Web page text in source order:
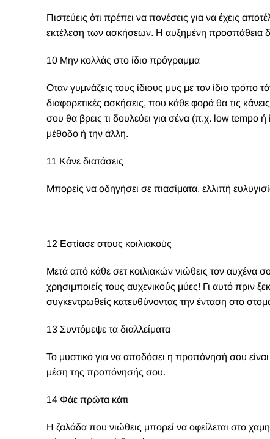
Πιστεύεις ότι πρέπει να πονέσεις για να έχεις
εκτέλεση των ασκήσεων. Η αυξημένη προσπάθεια
10 Μην κολλάς στο ίδιο πρόγραμμα
Οταν γυμνάζεις τους ίδιους μυς με τον ίδιο τρόπο
διαφορετικές ασκήσεις, που κάθε φορά θα τις
σου θα βρεις τι δουλεύει για σένα (π.χ. low tempo
μέθοδο ή την άλλη.
11 Κάνε διατάσεις
Μπορείς να οδηγήσει σε πιασίματα, ελλιπή
12 Εστίασε στους κοιλιακούς
Μετά από κάθε σετ κοιλιακών νιώθεις τον αυχένα
χρησιμποιείς τους αυχενικούς μύες! Γι αυτό πριν
συγκεντρωθείς κατευθύνοντας την ένταση στο
13 Συντόμεψε τα διαλλείματα
Το μυστικό για να αποδόσει η προπόνησή σου
μέση της προπόνησής σου.
14 Φάε πρώτα κάτι
Η ζαλάδα που νιώθεις μπορεί να οφείλεται στο